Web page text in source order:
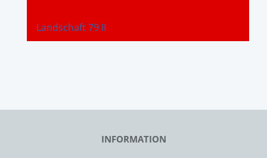
Landschaft 79 II
-
INFORMATION